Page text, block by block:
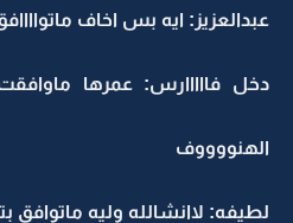
عبدالعزيز: ايه بس اخاف
دخل فااااارس: عمرها
الهنووووف
لطيفه: لاانشالله وليه ماتوافق